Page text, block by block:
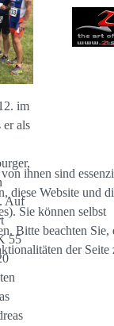
im
er als
Auf
55
ihnen sind
diese Website und
Sie können selbst
Bitte beachten Sie,
der Seite